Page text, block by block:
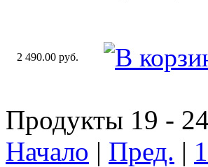
2 490.00 руб.
Продукты 19 -
Начало | Пред. | 1